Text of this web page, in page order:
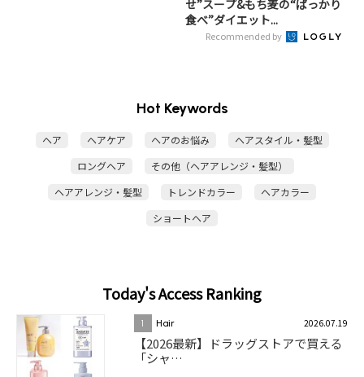
せ”スープ&もち麦の“ばっかり
食べ”ダイエット...
Recommended by
Hot Keywords
ヘア ヘアケア ヘアのお悩み
ヘアスタイル・髪型
ロングヘア
その他（ヘアアレンジ・髪型）
ヘアアレンジ・髪型
トレンドカラー
ヘアカラー
ショートヘア
Today's Access Ranking
1 Hair 2026.07.19
【2026最新】ドラッグストアで買える
「シャ…